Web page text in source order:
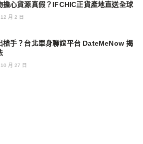
擔心貨源真假？IFCHIC正貨產地直送全球
月 2 日
槍手？台北單身聯誼平台 DateMeNow 揭
月 27 日